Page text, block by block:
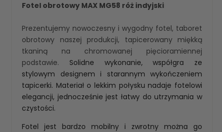
Fotel obrotowy MAX MG58 róż indyjski
Prezentujemy nowoczesny i wygodny fotel, taboret
obrotowy naszej produkcji, tapicerowany miękką
tkaniną na chromowanej pięcioramiennej
podstawie. Solidne wykonanie,współgra ze
stylowym designem i starannym wykończeniem
tapicerki. Materiał o lekkim połysku nadaje fotelowi
elegancji, jednocześnie jest łatwy do utrzymania w
czystości.
Fotel jest bardzo mobilny i zwrotny można go